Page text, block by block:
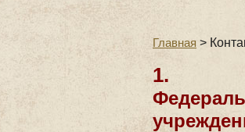
Главная >
1.